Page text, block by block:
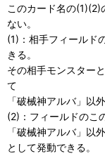
このカード名の(1)(2)
ない。
(1)：相手フィールド
きる。
その相手モンスター
て
「破械神アルバ」以
(2)：フィールドのこ
「破械神アルバ」以
として発動できる。